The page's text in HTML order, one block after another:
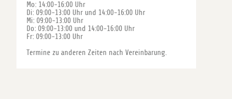
Mo: 14:00-16:00 Uhr
Di: 09:00-13:00 Uhr und 14:00-16:00 Uhr
Mi: 09:00-13:00 Uhr
Do: 09:00-13:00 und 14:00-16:00 Uhr
Fr: 09:00-13:00 Uhr
Termine zu anderen Zeiten nach Vereinbarung.